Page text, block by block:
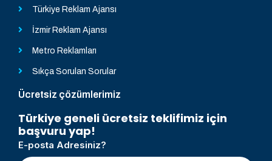
Türkiye Reklam Ajansı
İzmir Reklam Ajansı
Metro Reklamları
Sıkça Sorulan Sorular
Ücretsiz çözümlerimiz
Türkiye geneli ücretsiz teklifimiz için
başvuru yap!
E-posta Adresiniz?